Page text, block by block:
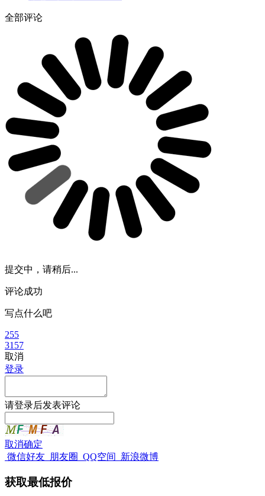
全部评论
提交中，请稍后...
评论成功
写点什么吧
255
3157
取消
登录
请登录后发表评论
取消确定
微信好友 朋友圈 QQ空间 新浪微博
获取最低报价